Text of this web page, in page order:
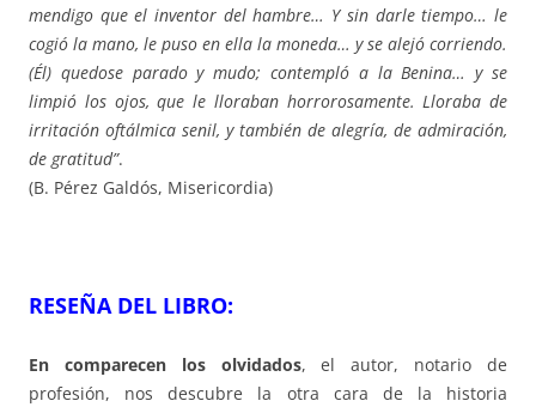
mendigo que el inventor del hambre… Y sin darle tiempo… le
cogió la mano, le puso en ella la moneda… y se alejó corriendo.
(Él) quedose parado y mudo; contempló a la Benina… y se
limpió los ojos, que le lloraban horrorosamente. Lloraba de
irritación oftálmica senil, y también de alegría, de admiración,
de gratitud”.
(B. Pérez Galdós, Misericordia)
RESEÑA DEL LIBRO:
En comparecen los olvidados, el autor, notario de
profesión, nos descubre la otra cara de la historia